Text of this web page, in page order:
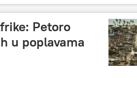
Petoro
u poplavama